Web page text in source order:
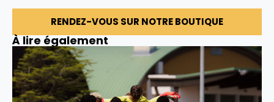
RENDEZ-VOUS SUR NOTRE BOUTIQUE
À lire également